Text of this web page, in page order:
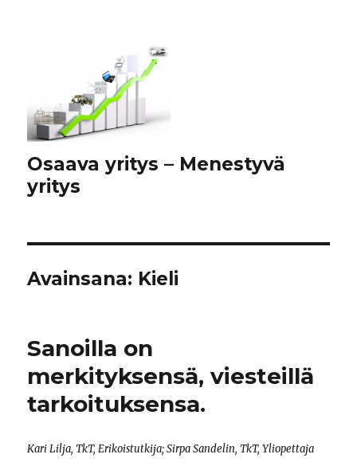
Osaava yritys – Menestyvä
yritys
Avainsana: Kieli
Sanoilla on
merkityksensä, viesteillä
tarkoituksensa.
Kari Lilja, TkT, Erikoistutkija; Sirpa Sandelin, TkT, Yliopettaja